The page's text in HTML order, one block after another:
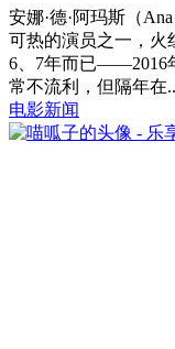
安娜·德·阿玛斯（
可热的演员之一，火
6、7年而已——2016
常不流利，但隔年在
电影新闻